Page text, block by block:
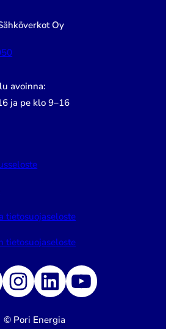
Oy
avoinna:
ja pe klo 9–16
tietosuojaseloste
tietosuojaseloste
Instagram
LinkedIn
YouTube
© Pori Energia